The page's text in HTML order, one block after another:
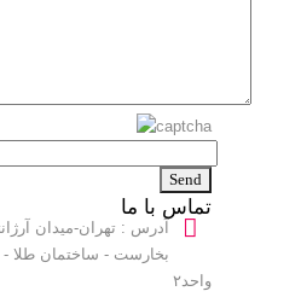
تماس با ما
آدرس : تهران-میدان
بخارست - ساختمان طلا -
واحد۲